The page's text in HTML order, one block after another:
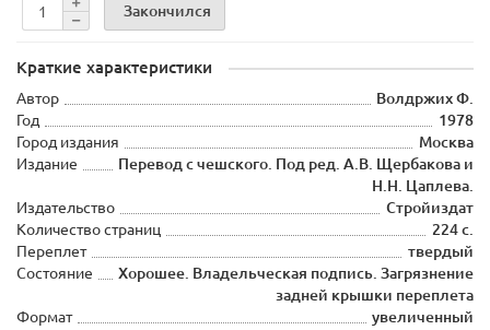
Закончился
Краткие характеристики
Автор
Волдржих Ф.
Год
1978
Город издания
Москва
Издание
Перевод с чешского. Под ред. А.В. Щербакова и
Н.Н. Цаплева.
Издательство
Стройиздат
Количество страниц
224 с.
Переплет
твердый
Состояние
Хорошее. Владельческая подпись. Загрязнение
задней крышки переплета
Формат
увеличенный